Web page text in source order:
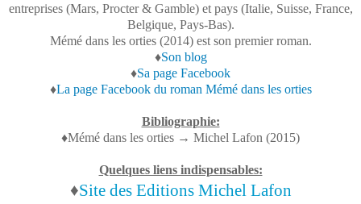
entreprises (Mars, Procter & Gamble) et pays (Italie, Suisse, France,
Belgique, Pays-Bas).
Mémé dans les orties (2014) est son premier roman.
♦Son blog
♦Sa page Facebook
♦La page Facebook du roman Mémé dans les orties
Bibliographie:
♦Mémé dans les orties → Michel Lafon (2015)
Quelques liens indispensables:
♦Site des Editions Michel Lafon